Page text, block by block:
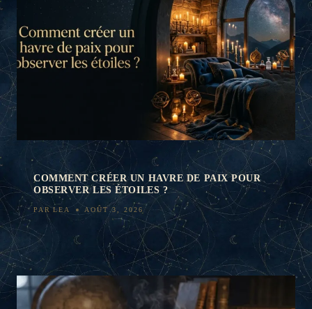
COMMENT CRÉER UN HAVRE DE PAIX POUR
OBSERVER LES ÉTOILES ?
PAR LEA AOÛT 3, 2026